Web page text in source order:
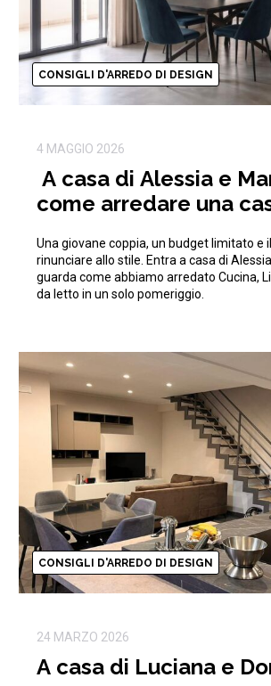
CONSIGLI D'ARREDO DI DESIGN
4 MAGGIO 2026
A casa di Alessia e
come arredare una
Una giovane coppia, un budget limitato e
rinunciare allo stile. Entra a casa di
guarda come abbiamo arredato Cucina,
da letto in un solo pomeriggio.
CONSIGLI D'ARREDO DI DESIGN
24 MARZO 2026
A casa di Luciana e